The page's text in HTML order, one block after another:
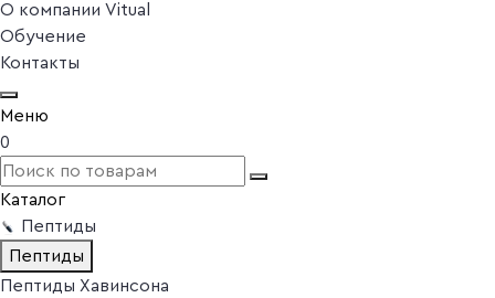
О компании Vitual
Обучение
Контакты
Меню
0
Каталог
Пептиды
Пептиды
Пептиды Хавинсона